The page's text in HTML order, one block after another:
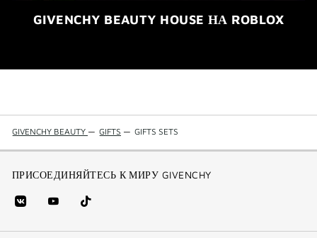
GIVENCHY BEAUTY HOUSE НА ROBLOX
GIVENCHY BEAUTY — GIFTS — GIFTS SETS
ПРИСОЕДИНЯЙТЕСЬ К МИРУ GIVENCHY
vk
(new
youtube
(новое
Tik
Tok